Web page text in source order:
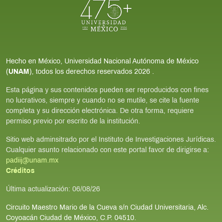
Hecho en México, Universidad Nacional Autónoma de México
( UNAM ), todos los derechos reservados 2026 .
Esta página y sus contenidos pueden ser reproducidos con fines
no lucrativos, siempre y cuando no se mutile, se cite la fuente
completa y su dirección electrónica. De otra forma, requiere
permiso previo por escrito de la institución.
Sitio web adminsitrado por el Instituto de Investigaciones Jurídicas.
Cualquier asunto relacionado con este portal favor de dirigirse a:
padiij@unam.mx
Créditos
Última actualización: 06/08/26
Circuito Maestro Mario de la Cueva s/n Ciudad Universitaria, Alc.
Coyoacán Ciudad de México, C.P. 04510.